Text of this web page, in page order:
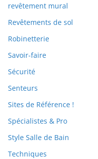
revêtement mural
Revêtements de sol
Robinetterie
Savoir-faire
Sécurité
Senteurs
Sites de Référence !
Spécialistes & Pro
Style Salle de Bain
Techniques